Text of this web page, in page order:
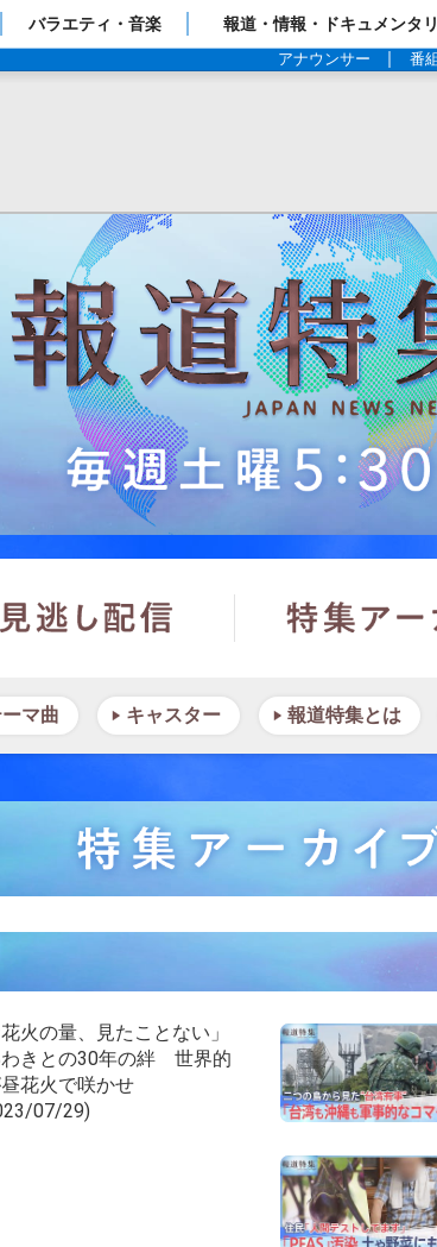
ページ
バラエティ・音楽 報道・情報・ドキュメンタ
アナウンサー 番
マ曲 キャスター 報道特集とは
花火の量、見たことない」
きとの30年の絆 世界的
花火で咲かせ
07/29)